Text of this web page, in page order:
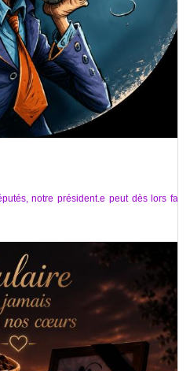
notre président.e peut dès lors faire